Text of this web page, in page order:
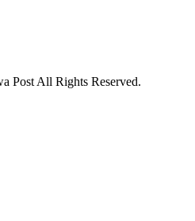
Post All Rights Reserved.